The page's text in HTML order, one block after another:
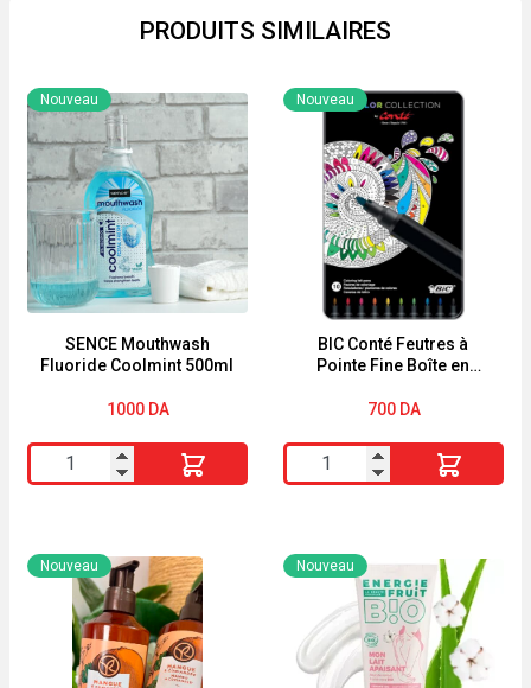
PRODUITS SIMILAIRES
SENCE Mouthwash
Fluoride Coolmint 500ml
Nouveau
1000 DA
quantité
de
Mouthwash
Fluoride
Coolmint
500ml
BIC Conté Feutres à
Pointe Fine Boîte en
Nouveau
700 DA
quantité
de
Conté
Feutres
Pointe
Fine
Nouveau Nouveau